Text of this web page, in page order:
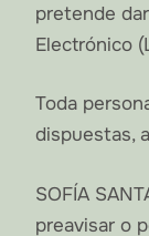
pretende
Electrónico
Toda
dispuestas,
SOFÍA
preavisar o